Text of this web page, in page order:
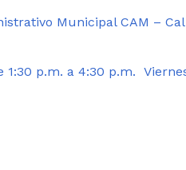
Municipal CAM –
p.m. a 4:30 p.m.